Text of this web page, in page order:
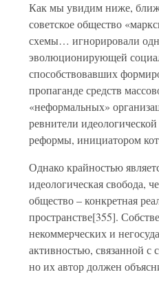
Как мы увидим ниже,
советское общество
схемы… игнорировали
эволюционирующей
способствовавших
пропаганде средств
«неформальных»
ревнители
реформы, инициатором
Однако крайностью
идеологическая свобода,
общество – конкретная
пространстве[355].
некоммерческих и
активностью, связанной
но их автор должен